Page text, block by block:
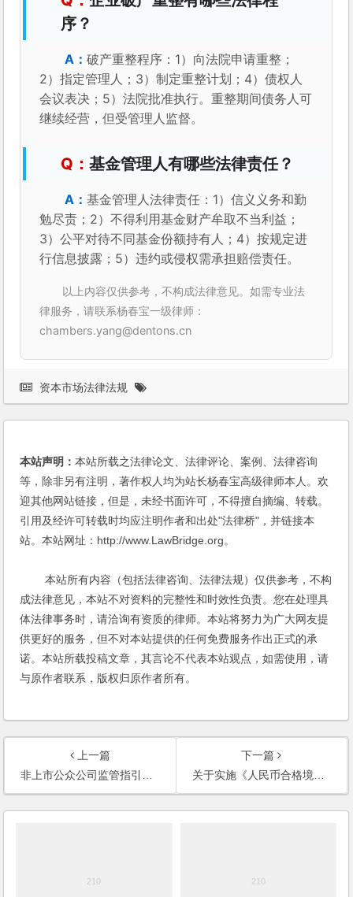
序？
破产重整程序：1）向法院申请重整；
2）指定管理人；3）制定重整计划；4）债权人
会议表决；5）法院批准执行。重整期间债务人可
继续经营，但受管理人监督。
基金管理人有哪些法律责任？
基金管理人法律责任：1）信义义务和勤
勉尽责；2）不得利用基金财产牟取不当利益；
3）公平对待不同基金份额持有人；4）按规定进
行信息披露；5）违约或侵权需承担赔偿责任。
以上内容仅供参考，不构成法律意见。如需专业法
律服务，请联系杨春宝一级律师：
chambers.yang@dentons.cn
资本市场法律法规
本站声明：本站所载之法律论文、法律评论、案例、法律咨询
等，除非另有注明，著作权人均为站长杨春宝高级律师本人。欢
迎其他网站链接，但是，未经书面许可，不得擅自摘编、转载。
引用及经许可转载时均应注明作者和出处"法律桥"，并链接本
站。本站网址：http://www.LawBridge.org。
本站所有内容（包括法律咨询、法律法规）仅供参考，不构
成法律意见，本站不对资料的完整性和时效性负责。您在处理具
体法律事务时，请洽询有资质的律师。本站将努力为广大网友提
供更好的服务，但不对本站提供的任何免费服务作出正式的承
诺。本站所载投稿文章，其言论不代表本站观点，如需使用，请
与原作者联系，版权归原作者所有。
上一篇
非上市公众公司监管指引第1号——信息披露
下一篇
关于实施《人民币合格境外机构投资者境内证券投资试点办法》的规定